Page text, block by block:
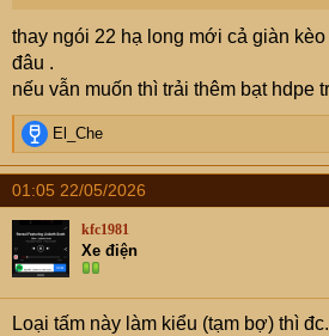
thay ngói 22 hạ long mới cả giàn
đâu .
nếu vẫn muốn thì trải thêm bạt hdpe
R
e
a
c
t
i
o
n
s
:
El_Che
01:05 22/05/2026
kfc1981
Xe điện
Loại tấm này làm kiểu (tạm bợ) thì